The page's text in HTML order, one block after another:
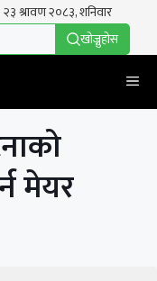
खाेज्नुहाेस
मेयर